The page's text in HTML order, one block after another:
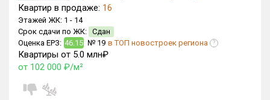
Квартир в продаже: 16
Этажей ЖК: 1 - 14
Срок сдачи по ЖК: Сдан
Оценка ЕРЗ: 46.15 № 19 в ТОП новостроек региона ?
Квартиры от 5.0 млн₽
от 102 000 ₽/м²